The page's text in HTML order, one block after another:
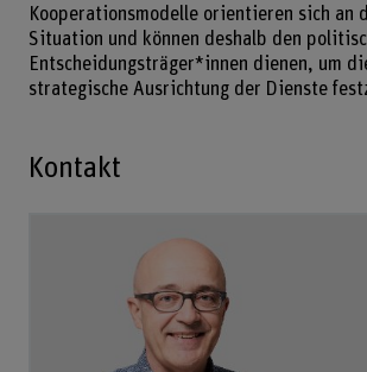
Kooperationsmodelle orientieren sich an
Situation und können deshalb den
Entscheidungsträger*innen dienen, um
strategische Ausrichtung der Dienste
Kontakt